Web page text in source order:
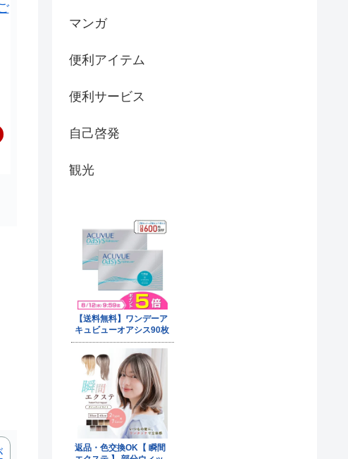
マンガ
便利アイテム
便利サービス
自己啓発
観光